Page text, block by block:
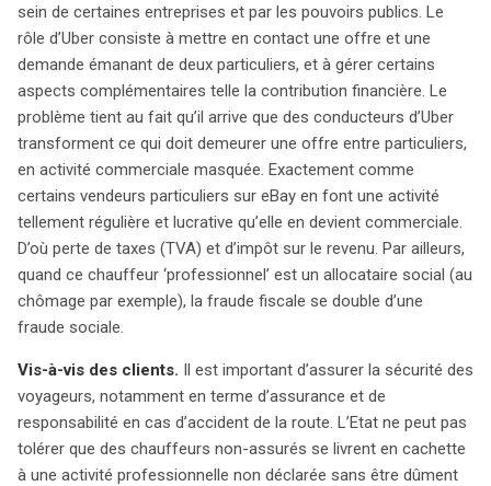
sein de certaines entreprises et par les pouvoirs publics. Le
rôle d’Uber consiste à mettre en contact une offre et une
demande émanant de deux particuliers, et à gérer certains
aspects complémentaires telle la contribution financière. Le
problème tient au fait qu’il arrive que des conducteurs d’Uber
transforment ce qui doit demeurer une offre entre particuliers,
en activité commerciale masquée. Exactement comme
certains vendeurs particuliers sur eBay en font une activité
tellement régulière et lucrative qu’elle en devient commerciale.
D’où perte de taxes (TVA) et d’impôt sur le revenu. Par ailleurs,
quand ce chauffeur ‘professionnel’ est un allocataire social (au
chômage par exemple), la fraude fiscale se double d’une
fraude sociale.
Vis-à-vis des clients. Il est important d’assurer la sécurité des
voyageurs, notamment en terme d’assurance et de
responsabilité en cas d’accident de la route. L’Etat ne peut pas
tolérer que des chauffeurs non-assurés se livrent en cachette
à une activité professionnelle non déclarée sans être dûment